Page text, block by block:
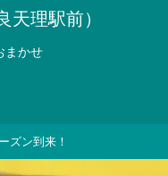
天理駅前）
まかせ
ズン到来！